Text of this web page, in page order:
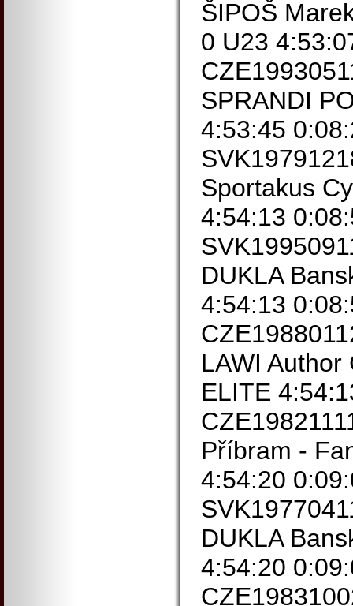
ŠIPOŠ
0 U23
SPRANDI
4:53:45
Sportakus
4:54:13
DUKLA
4:54:13
LAWI Author
ELITE
Příbram -
4:54:20
DUKLA
4:54:20